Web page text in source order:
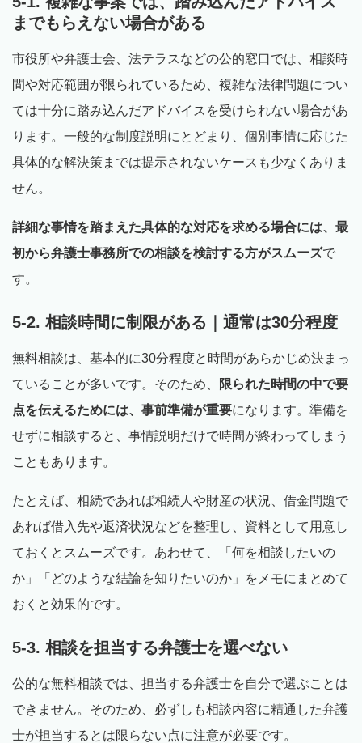
までもらえない場合がある
市役所や弁護士会、法テラスなどの公的窓口では、相談時
間や対応範囲が限られているため、複雑な法律問題につい
ては十分に踏み込んだアドバイスを受けられない場合があ
ります。一般的な制度説明にとどまり、個別事情に応じた
具体的な解決策までは提示されないケースも少なくありま
せん。
詳細な事情を踏まえた具体的な対応を求める場合には、最
初から弁護士事務所での相談を検討する方がスムーズで
す。
5-2. 相談時間に制限がある｜通常は30分程度
無料相談は、基本的に30分程度と時間があらかじめ決まっ
ていることが多いです。そのため、
限られた時間の中で要
点を伝えるためには、事前準備が重要になります。準備を
せずに相談すると、事情説明だけで時間が終わってしまう
こともあります。
たとえば、相続であれば相続人や財産の状況、借金問題で
あれば借入先や返済状況などを整理し、資料として用意し
ておくとスムーズです。あわせて、「何を相談したいの
か」「どのような結論を知りたいのか」をメモにまとめて
おくと効果的です。
5-3. 相談を担当する弁護士を選べない
公的な無料相談では、担当する弁護士を自分で選ぶことは
できません。そのため、必ずしも相談内容に精通した弁護
士が担当するとは限らない点に注意が必要です。